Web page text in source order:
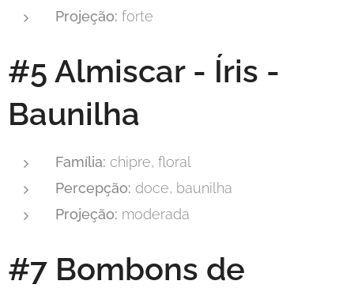
Projeção: forte
#5 Almiscar - Íris -
Baunilha
Família: chipre, floral
Percepção: doce, baunilha
Projeção: moderada
#7 Bombons de